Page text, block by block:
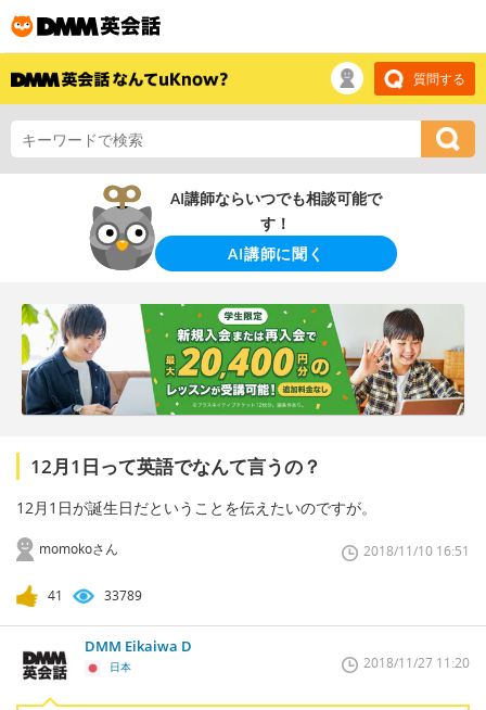
質問する
AI講師ならいつでも相談可能で
す！
AI講師に聞く
12月1日って英語でなんて言うの？
12月1日が誕生日だということを伝えたいのですが。
momokoさん 2018/11/10 16:51
41 33789
DMM Eikaiwa D
日本 2018/11/27 11:20